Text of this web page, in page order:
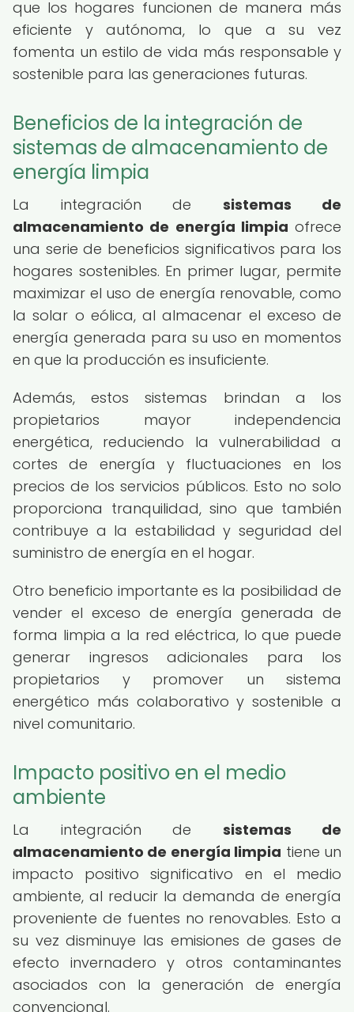
que los hogares funcionen de manera más
eficiente y autónoma, lo que a su vez
fomenta un estilo de vida más responsable y
sostenible para las generaciones futuras.
Beneficios de la integración de
sistemas de almacenamiento de
energía limpia
La integración de sistemas de
almacenamiento de energía limpia ofrece
una serie de beneficios significativos para los
hogares sostenibles. En primer lugar, permite
maximizar el uso de energía renovable, como
la solar o eólica, al almacenar el exceso de
energía generada para su uso en momentos
en que la producción es insuficiente.
Además, estos sistemas brindan a los
propietarios mayor independencia
energética, reduciendo la vulnerabilidad a
cortes de energía y fluctuaciones en los
precios de los servicios públicos. Esto no solo
proporciona tranquilidad, sino que también
contribuye a la estabilidad y seguridad del
suministro de energía en el hogar.
Otro beneficio importante es la posibilidad de
vender el exceso de energía generada de
forma limpia a la red eléctrica, lo que puede
generar ingresos adicionales para los
propietarios y promover un sistema
energético más colaborativo y sostenible a
nivel comunitario.
Impacto positivo en el medio
ambiente
La integración de sistemas de
almacenamiento de energía limpia tiene un
impacto positivo significativo en el medio
ambiente, al reducir la demanda de energía
proveniente de fuentes no renovables. Esto a
su vez disminuye las emisiones de gases de
efecto invernadero y otros contaminantes
asociados con la generación de energía
convencional.